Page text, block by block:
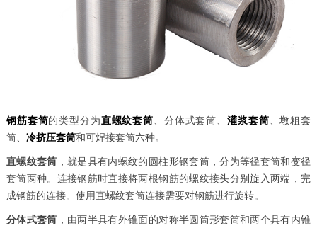
钢筋套筒的类型分为直螺纹套筒、分体式套筒、灌浆套筒、墩粗套
筒、 冷挤压套筒和可焊接套筒六种。
直螺纹套筒 ，就是具有内螺纹的圆柱形钢套筒，分为等径套筒和变径
套筒两种。连接钢筋时直接将两根钢筋的螺纹接头分别旋入两端，完
成钢筋的连接。使用直螺纹套筒连接需要对钢筋进行旋转。
分体式套筒 ，由两半具有外锥面的对称半圆筒形套筒和两个具有内锥